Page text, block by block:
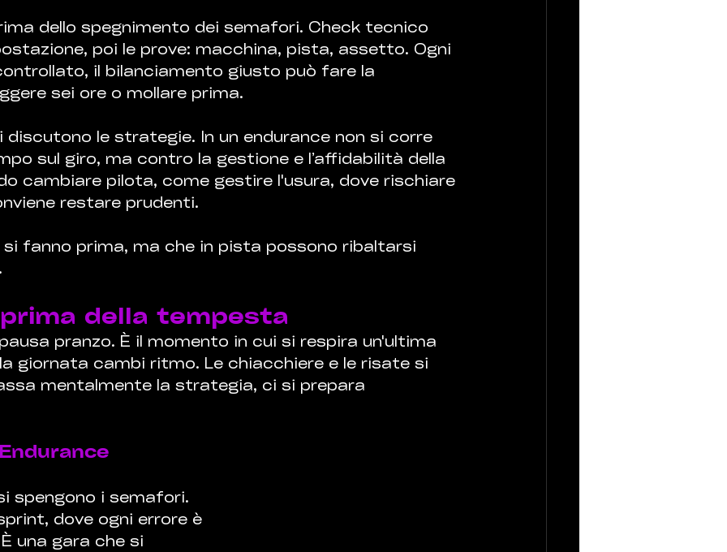
dello spegnimento dei semafori. Check tecnico
poi le prove: macchina, pista, assetto. Ogni
il bilanciamento giusto può fare la
sei ore o mollare prima.
le strategie. In un endurance non si corre
sul giro, ma contro la gestione e l’affidabilità della
cambiare pilota, come gestire l'usura, dove rischiare
restare prudenti.
fanno prima, ma che in pista possono ribaltarsi
della tempesta
pranzo. È il momento in cui si respira un'ultima
giornata cambi ritmo. Le chiacchiere e le risate si
mentalmente la strategia, ci si prepara
spengono i semafori.
dove ogni errore è
una gara che si